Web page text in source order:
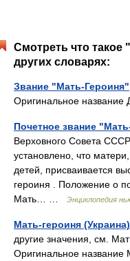
Смотреть что такое
других словарях:
Звание "Мать-Героиня"
Оригинальное
Почетное звание
Верховного Совета
установлено, что
детей, присваивается
героиня . Положение о
Мать… …
Энциклопедия
Мать-героиня (Украина)
другие значения, см.
Оригинальное